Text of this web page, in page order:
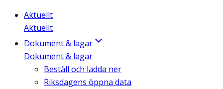
Aktuellt
Aktuellt
Dokument & lagar
Dokument & lagar
Beställ och ladda ner
Riksdagens öppna data